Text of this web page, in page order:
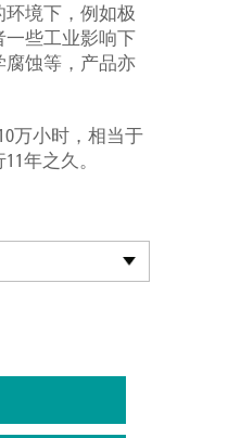
境下，例如极
些工业影响下
蚀等，产品亦
万小时，相当于
年之久。